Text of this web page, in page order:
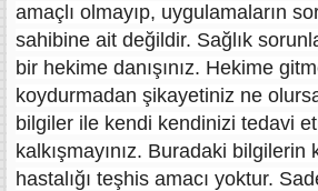
amaçlı olmayıp, uygulamaların
sahibine ait değildir. Sağlık
bir hekime danışınız. Hekime
koydurmadan şikayetiniz ne
bilgiler ile kendi kendinizi tedavi
kalkışmayınız. Buradaki bilgilerin
hastalığı teşhis amacı yoktur.